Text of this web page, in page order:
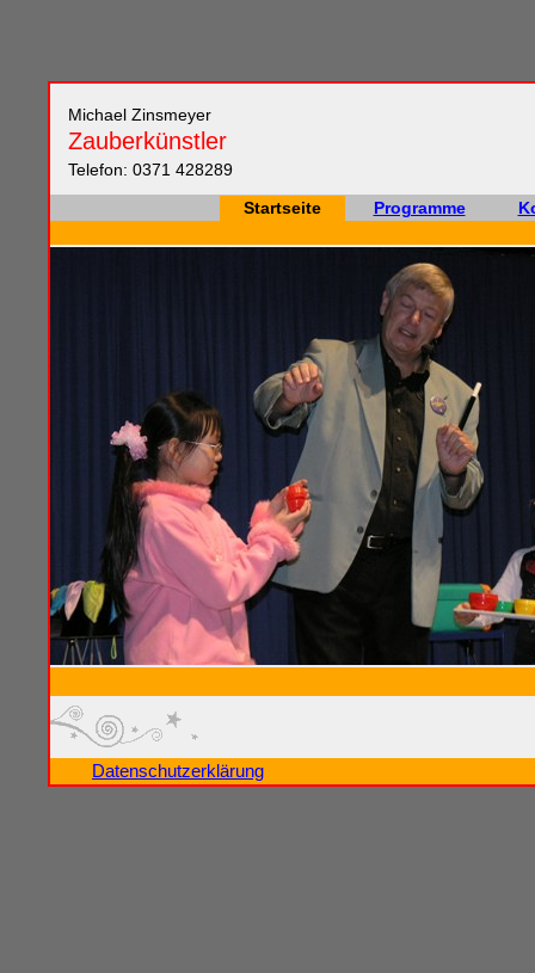
Michael Zinsmeyer
Zauberkünstler
Telefon: 0371 428289
Startseite
Programme
Datenschutzerklärung